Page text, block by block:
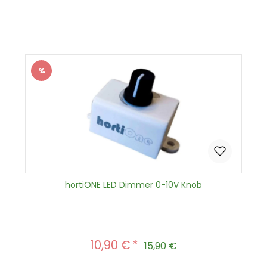
Rabatt
%
hortiONE LED Dimmer 0-10V Knob
Verkaufspreis:
10,90 € Regulärer Preis:
15,90 €